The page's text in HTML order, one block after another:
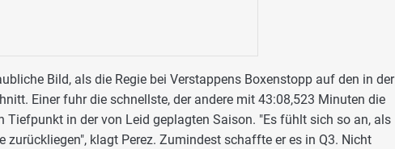
Bild, als die Regie bei Verstappens Boxenstopp auf den in der
Einer fuhr die schnellste, der andere mit 43:08,523 Minuten die
Tiefpunkt in der von Leid geplagten Saison. "Es fühlt sich so an, als
zurückliegen", klagt Perez. Zumindest schaffte er es in Q3. Nicht